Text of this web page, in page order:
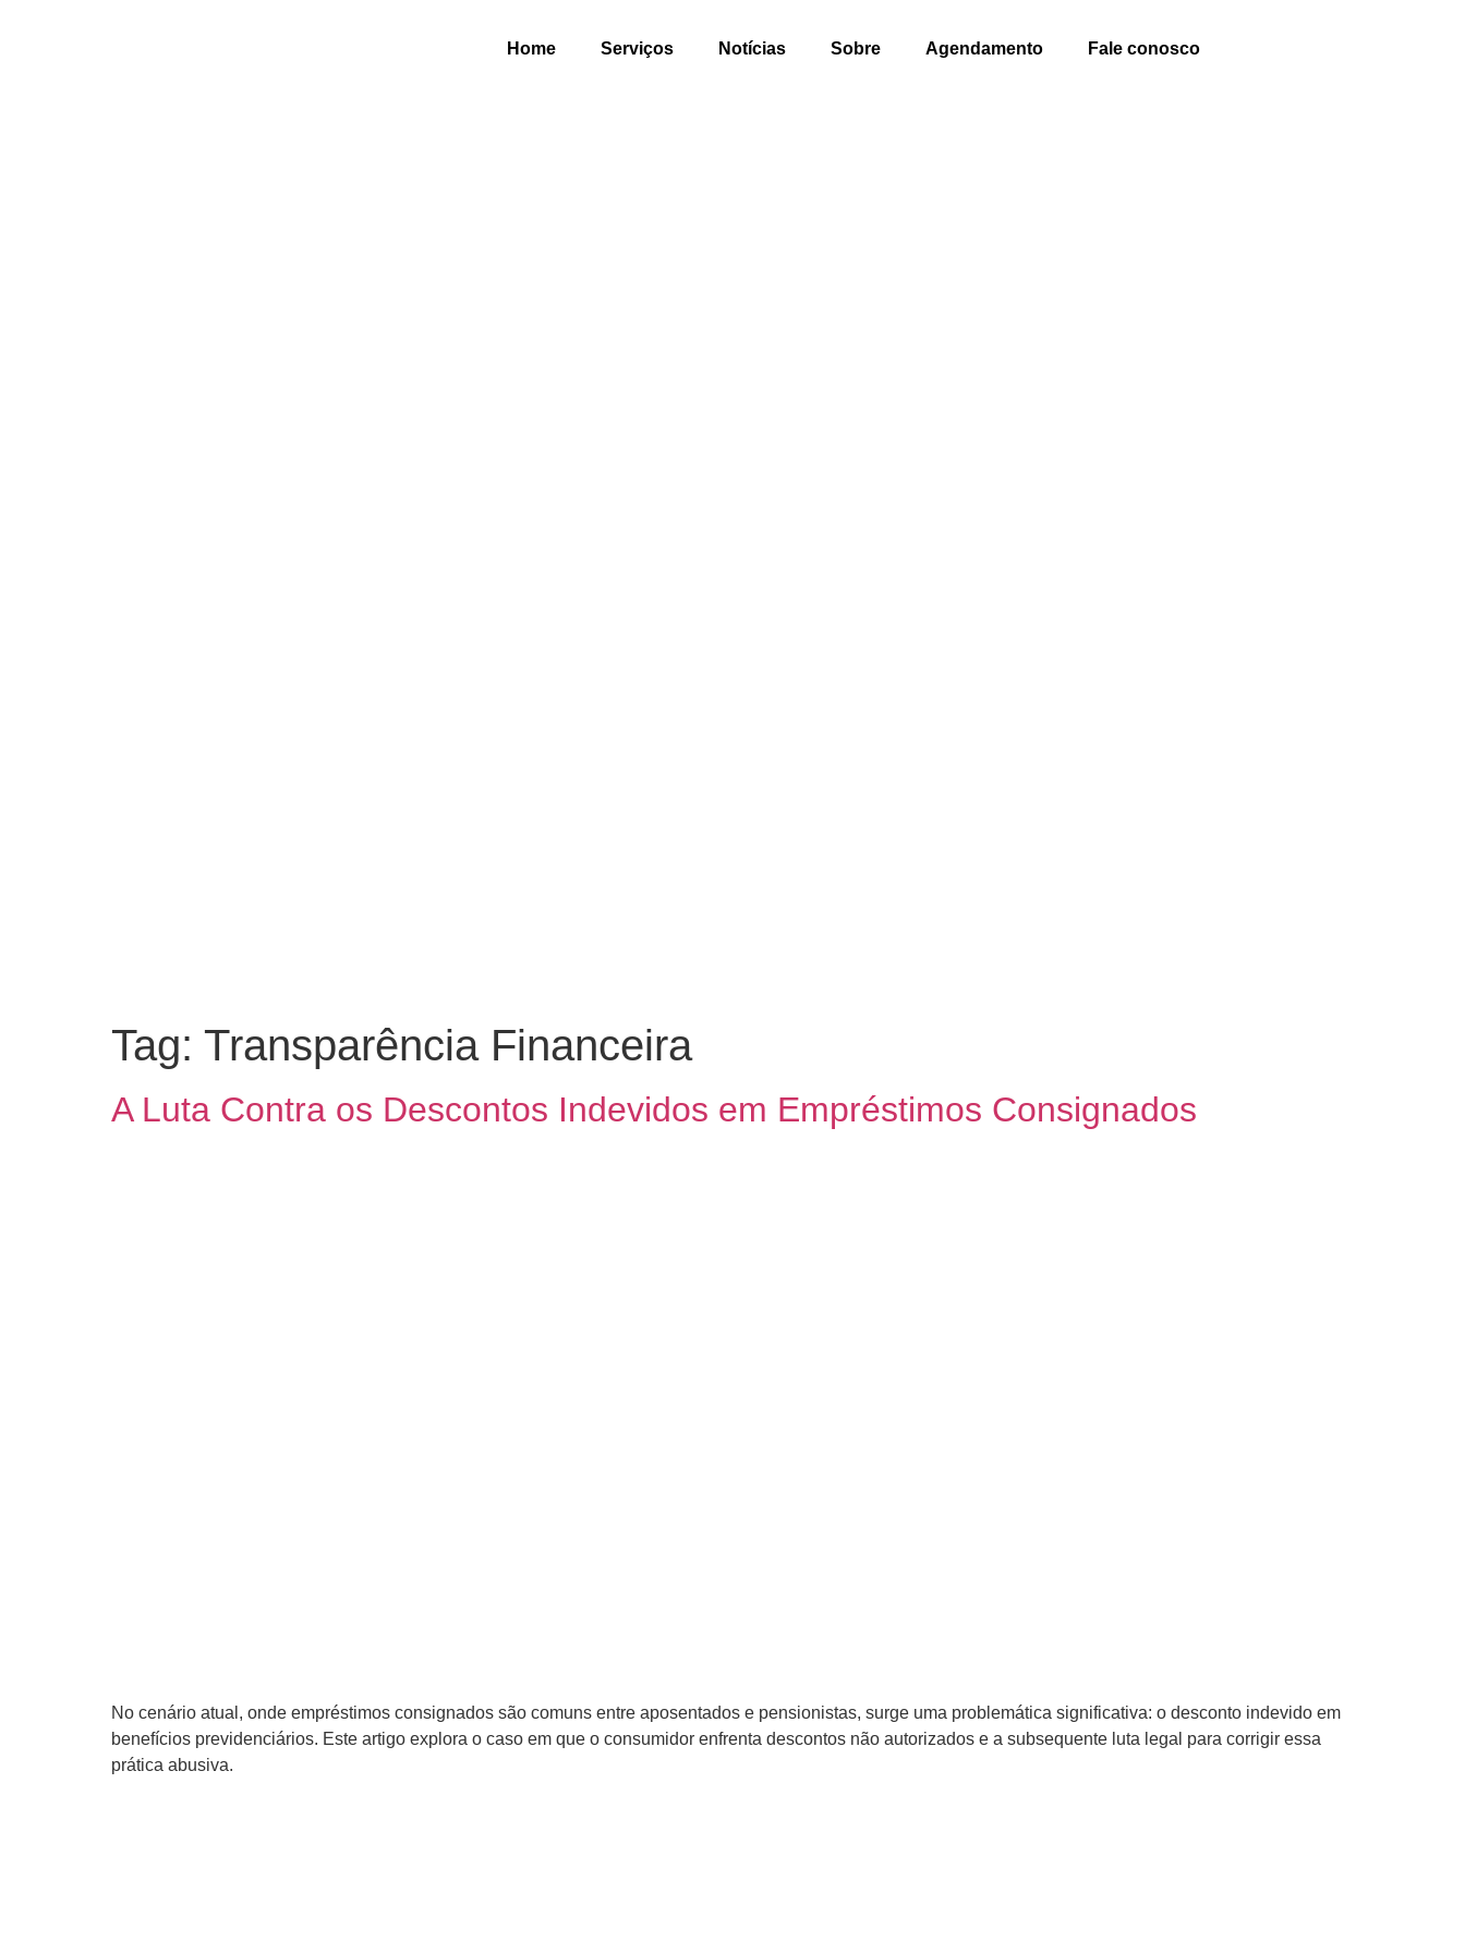
Home Serviços Notícias Sobre Agendamento Fale conosco
Tag: Transparência Financeira
A Luta Contra os Descontos Indevidos em Empréstimos Consignados
No cenário atual, onde empréstimos consignados são comuns entre aposentados e pensionistas, surge uma problemática significativa: o desconto indevido em
benefícios previdenciários. Este artigo explora o caso em que o consumidor enfrenta descontos não autorizados e a subsequente luta legal para corrigir essa
prática abusiva.